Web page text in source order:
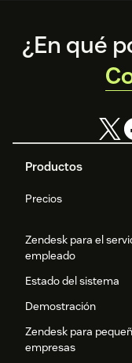
Footer
Productos
Precios
Zendesk para el
empleado
Estado del sistema
Demostración
Zendesk para
empresas
¿En qué